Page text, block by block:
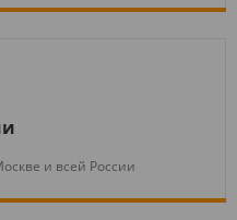
и всей России